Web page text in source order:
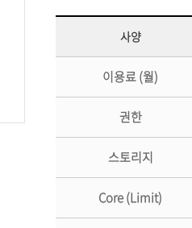
사양
이용료 (월)
권한
스토리지
Core (Limit)